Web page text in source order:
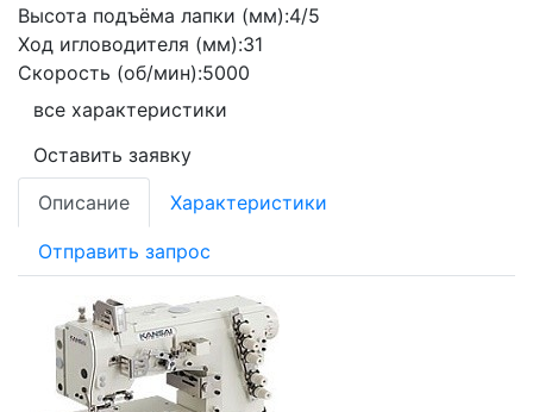
Высота подъёма лапки (мм):4/5
Ход игловодителя (мм):31
Скорость (об/мин):5000
все характеристики
Оставить заявку
Описание
Характеристики
Отправить запрос